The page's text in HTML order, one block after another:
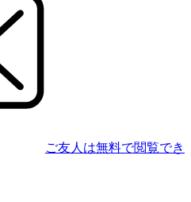
ご友人は無料で閲覧でき